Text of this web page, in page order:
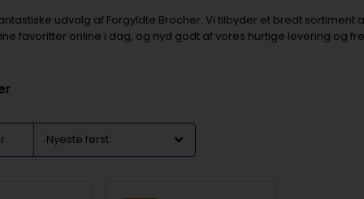
udvalg af Forgyldte Brocher. Vi tilbyder et bredt sortiment
favoritter online i dag, og nyd godt af vores hurtige levering og